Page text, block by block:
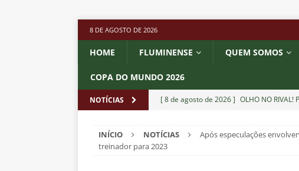
8 DE AGOSTO DE 2026
HOME FLUMINENSE QUEM SOMOS
COPA DO MUNDO 2026
NOTÍCIAS [ 8 de agosto de 2026 ] OLHO NO
[ 7 de agosto de 2026 ] REFORÇO?
INÍCIO NOTÍCIAS
Após especulações
treinador para 2023